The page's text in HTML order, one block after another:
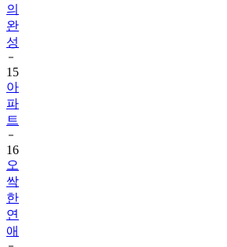
의
완
성
15
아
파
트
16
오
싹
한
연
애